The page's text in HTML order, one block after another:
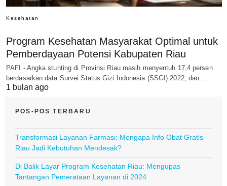
Kesehatan
Program Kesehatan Masyarakat Optimal untuk
Pemberdayaan Potensi Kabupaten Riau
PAFI - Angka stunting di Provinsi Riau masih menyentuh 17,4 persen
berdasarkan data Survei Status Gizi Indonesia (SSGI) 2022, dan…
1 bulan ago
POS-POS TERBARU
Transformasi Layanan Farmasi: Mengapa Info Obat Gratis
Riau Jadi Kebutuhan Mendesak?
Di Balik Layar Program Kesehatan Riau: Mengupas
Tantangan Pemerataan Layanan di 2024